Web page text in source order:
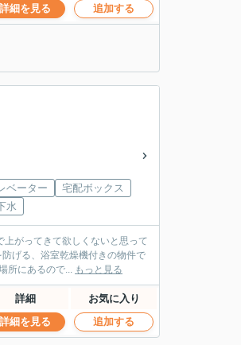
詳細を見る 追加する
ベーター
宅配ボックス
水
がってきて欲しくないと思って
げる、浴室乾燥機付きの物件で
所にあるので... もっと見る
詳細 お気に入り
詳細を見る 追加する